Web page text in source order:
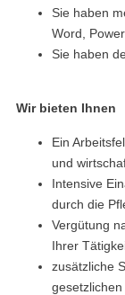
Sie haben
Word,
Sie haben
Wir bieten Ihnen
Ein
und
Intensive
durch die
Vergütung
Ihrer
zusätzliche